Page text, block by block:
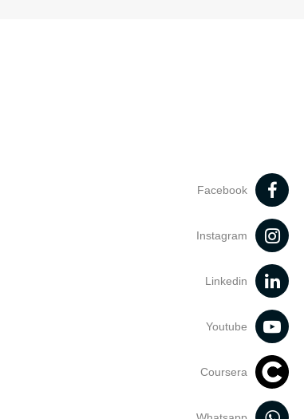
Facebook
Instagram
Linkedin
Youtube
Coursera